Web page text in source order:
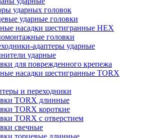
ударных головок
ударные головки
насадки шестигранные HEX
головки
адаптеры ударные
ударные
для поврежденного крепежа
насадки шестигранные TORX
и переходники
TORX длинные
TORX короткие
TORX с отверстием
свечные
торцевые длинные